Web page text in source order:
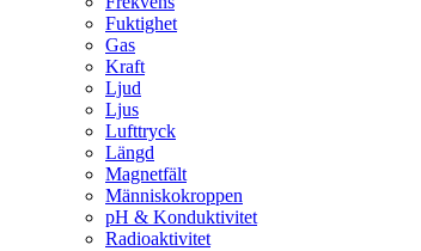
Fuktighet
Gas
Kraft
Ljud
Ljus
Lufttryck
Längd
Magnetfält
Människokroppen
pH & Konduktivitet
Radioaktivitet